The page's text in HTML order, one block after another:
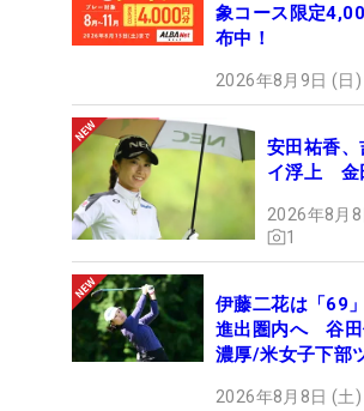
象コース限定
布中！
2026年8月9日 (日
安田祐香、
イ浮上 金
2026年8月
1
伊藤二花は「69
進出圏内へ 谷田
濃厚/米女子下部
2026年8月8日 (土